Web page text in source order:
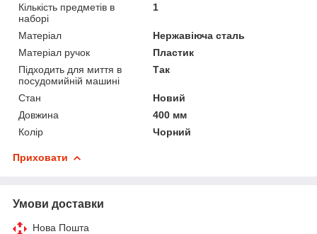
Кількість предметів в
наборі
1
Матеріал
Нержавіюча сталь
Матеріал ручок
Пластик
Підходить для миття в
посудомийній машині
Так
Стан
Новий
Довжина
400 мм
Колір
Чорний
Приховати
Умови доставки
Нова Пошта